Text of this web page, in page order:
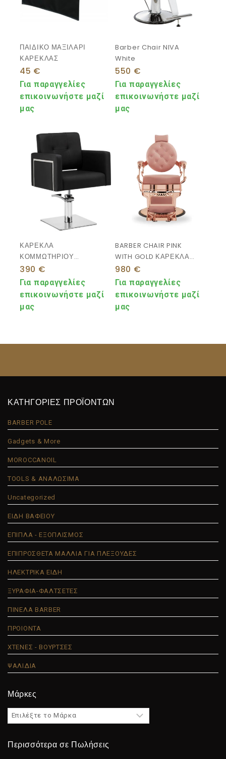
ΠΑΙΔΙΚΟ ΜΑΞΙΛΑΡΙ
ΚΑΡΕΚΛΑΣ
45 €
Για παραγγελίες
επικοινωνήστε μαζί
μας
Barber Chair NIVA
White
550 €
Για παραγγελίες
επικοινωνήστε μαζί
μας
ΚΑΡΕΚΛΑ
ΚΟΜΜΩΤΗΡΙΟΥ
ΥΔΡΑΥΛΙΚΗ
ΠΕΡΙΣΤΡΕΦΟΜΕΝΗ
390 €
Για παραγγελίες
επικοινωνήστε μαζί
μας
BARBER CHAIR PINK
WITH GOLD ΚΑΡΕΚΛΑ
ΚΟΥΡΕΙΟΥ ΡΟΖ
980 €
Για παραγγελίες
επικοινωνήστε μαζί
μας
ΚΑΤΗΓΟΡΙΕΣ ΠΡΟΪΟΝΤΩΝ
BARBER POLE
Gadgets & More
MOROCCANOIL
TOOLS & ΑΝΑΛΩΣΙΜΑ
Uncategorized
ΕΙΔΗ ΒΑΦΕΙΟΥ
ΕΠΙΠΛΑ - ΕΞΟΠΛΙΣΜΟΣ
ΕΠΙΠΡΟΣΘΕΤΑ ΜΑΛΛΙΑ ΓΙΑ ΠΛΕΞΟΥΔΕΣ
ΗΛΕΚΤΡΙΚΑ ΕΙΔΗ
ΞΥΡΑΦΙΑ-ΦΑΛΤΣΕΤΕΣ
ΠΙΝΕΛΑ BARBER
ΠΡΟΙΟΝΤΑ
ΧΤΕΝΕΣ - ΒΟΥΡΤΣΕΣ
ΨΑΛΙΔΙΑ
Μάρκες
Περισσότερα σε Πωλήσεις